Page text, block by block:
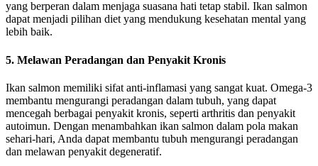
yang berperan dalam menjaga suasana hati tetap stabil. Ikan salmon
dapat menjadi pilihan diet yang mendukung kesehatan mental yang
lebih baik.
5. Melawan Peradangan dan Penyakit Kronis
Ikan salmon memiliki sifat anti-inflamasi yang sangat kuat. Omega-3
membantu mengurangi peradangan dalam tubuh, yang dapat
mencegah berbagai penyakit kronis, seperti arthritis dan penyakit
autoimun. Dengan menambahkan ikan salmon dalam pola makan
sehari-hari, Anda dapat membantu tubuh mengurangi peradangan
dan melawan penyakit degeneratif.